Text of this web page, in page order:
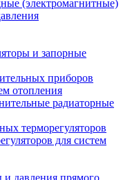
(электромагнитные)
и запорные
приборов
отопления
радиаторные
терморегуляторов
для систем
и давления прямого